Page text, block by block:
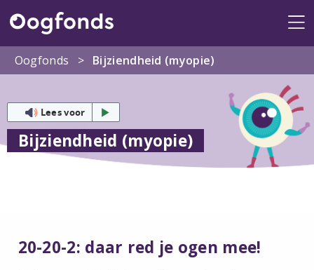
Oogfonds
> Bijziendheid (myopie)
Lees voor
Bijziendheid (myopie)
20-20-2: daar red je ogen mee!